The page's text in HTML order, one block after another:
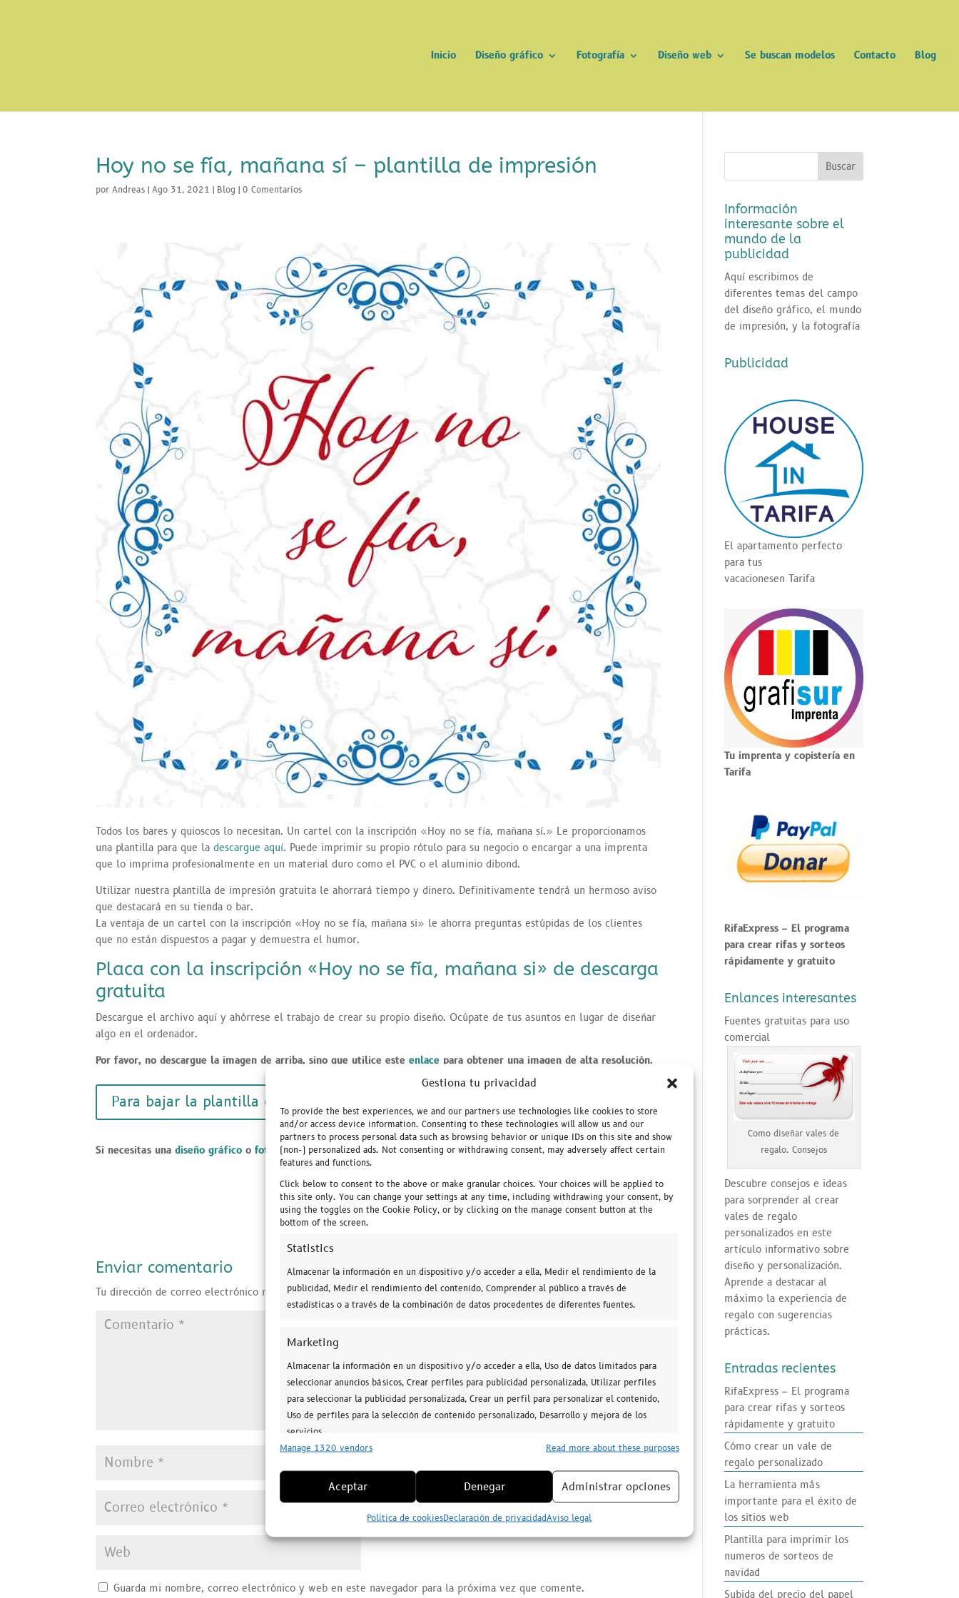
Gestiona tu privacidad
To provide the best experiences, we and our partners use technologies like cookies to store
and/or access device information. Consenting to these technologies will allow us and our
partners to process personal data such as browsing behavior or unique IDs on this site and show
(non-) personalized ads. Not consenting or withdrawing consent, may adversely affect certain
features and functions.
Click below to consent to the above or make granular choices. Your choices will be applied to
this site only. You can change your settings at any time, including withdrawing your consent, by
using the toggles on the Cookie Policy, or by clicking on the manage consent button at the
bottom of the screen.
Statistics
Almacenar la información en un dispositivo y/o acceder a ella, Medir el rendimiento de la
publicidad, Medir el rendimiento del contenido, Comprender al público a través de
estadísticas o a través de la combinación de datos procedentes de diferentes fuentes.
Marketing
Almacenar la información en un dispositivo y/o acceder a ella, Uso de datos limitados para
seleccionar anuncios básicos, Crear perfiles para publicidad personalizada, Utilizar perfiles
para seleccionar la publicidad personalizada, Crear un perfil para personalizar el contenido,
Uso de perfiles para la selección de contenido personalizado, Desarrollo y mejora de los
servicios.
Características
Always active
Cotejo y combinación de datos procedentes de otras fuentes de información,
información transmitida de forma automática.
dispositivos en función de la información solicitada activamente.
Manage 1320 vendors Read more about these purposes
Aceptar Denegar Administrar opciones
Política de cookiesDeclaración de privacidadAviso legal
Inicio Diseño gráfico Fotografía Diseño web Se buscan modelos Contacto Blog
Hoy no se fía, mañana sí – plantilla de impresión
porAndreas |Ago 31, 2021 | Blog |0 Comentarios
Todos los bares y quioscos lo necesitan. Un cartel con la inscripción «Hoy no se fía, mañana sí.» Le proporcionamos
una plantilla para que ladescargue aquí. Puede imprimir su propio rótulo para su negocio o encargar a una imprenta
que lo imprima profesionalmente en un material duro como el PVC o el aluminio dibond.
Utilizar nuestra plantilla de impresión gratuita le ahorrará tiempo y dinero. Definitivamente tendrá un hermoso aviso
que destacará en su tienda o bar.
La ventaja de un cartel con la inscripción «Hoy no se fía, mañana si» le ahorra preguntas estúpidas de los clientes
que no están dispuestos a pagar y demuestra el humor.
Placa con la inscripción «Hoy no se fía, mañana si» de descarga
gratuita
Descargue el archivo aquí y ahórrese el trabajo de crear su propio diseño. Ocúpate de tus asuntos en lugar de diseñar
algo en el ordenador.
Por favor, no descargue la imagen de arriba, sino que utilice esteenlace para obtener una imagen de alta resolución.
Para bajar la plantilla en alta resolución pincha aquí
Si necesitas unadiseño gráfico ofotografía gastronómicano dudes en contactar nos.
Enviar comentario
Tu dirección de correo electrónico no será publicada. Los campos obligatorios están marcados con*
Guarda mi nombre, correo electrónico y web en este navegador para la próxima vez que comente.
Información
interesante sobre el
mundo de la
publicidad
Aquí escribimos de
diferentes temas del campo
del diseño gráfico, el mundo
de impresión, y la fotografía
Publicidad
El apartamento perfecto
para tus
vacacionesen Tarifa
Tu imprenta y copistería en
Tarifa
RifaExpress– El programa
para crear rifas y sorteos
rápidamente y gratuito
Enlances interesantes
Fuentes gratuitas para uso
comercial
Como diseñar vales de
regalo. Consejos
Descubre consejos e ideas
para sorprender al crear
vales de regalo
personalizados en este
artículo informativo sobre
diseño y personalización.
Aprende a destacar al
máximo la experiencia de
regalo con sugerencias
prácticas.
Entradas recientes
RifaExpress – El programa
para crear rifas y sorteos
rápidamente y gratuito
Cómo crear un vale de
regalo personalizado
La herramienta más
importante para el éxito de
los sitios web
Plantilla para imprimir los
numeros de sorteos de
navidad
Subida del precio del papel